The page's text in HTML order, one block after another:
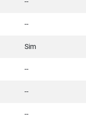
--
Sim
--
--
--